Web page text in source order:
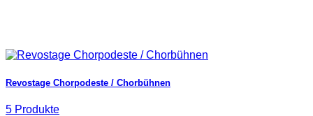
Revostage Chorpodeste / Chorbühnen
5 Produkte